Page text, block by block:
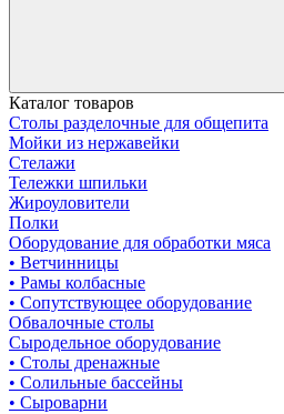
Каталог товаров
Столы разделочные для общепита
Мойки из нержавейки
Стелажи
Тележки шпильки
Жироуловители
Полки
Оборудование для обработки мяса
• Ветчинницы
• Рамы колбасные
• Сопутствующее оборудование
Обвалочные столы
Сыродельное оборудование
• Столы дренажные
• Солильные бассейны
• Сыроварни